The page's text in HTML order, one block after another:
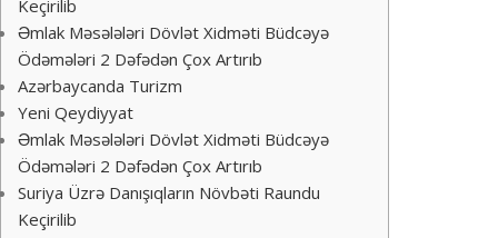
Keçirilib
Əmlak Məsələləri Dövlət Xidməti Büdcəyə
Ödəmələri 2 Dəfədən Çox Artırıb
Azərbaycanda Turizm
Yeni Qeydiyyat
Əmlak Məsələləri Dövlət Xidməti Büdcəyə
Ödəmələri 2 Dəfədən Çox Artırıb
Suriya Üzrə Danışıqların Növbəti Raundu
Keçirilib